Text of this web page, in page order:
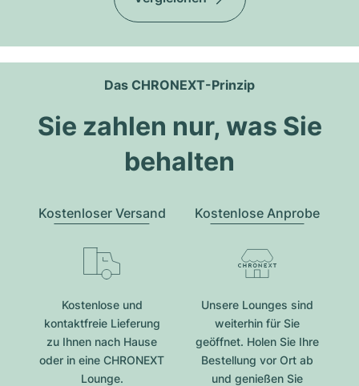
Das CHRONEXT-Prinzip
Sie zahlen nur, was Sie
behalten
Kostenloser Versand
Kostenlose und
kontaktfreie Lieferung
zu Ihnen nach Hause
oder in eine CHRONEXT
Lounge.
Kostenlose Anprobe
Unsere Lounges sind
weiterhin für Sie
geöffnet. Holen Sie Ihre
Bestellung vor Ort ab
und genießen Sie